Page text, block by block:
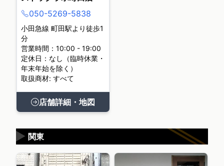
050-5269-5838
小田急線 町田駅より徒歩1
分
営業時間：10:00 - 19:00
定休日：なし（臨時休業・
年末年始を除く）
取扱商材: すべて
店舗詳細・地図
関東
▶